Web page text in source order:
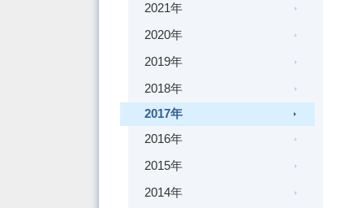
2021年
2020年
2019年
2018年
2017年
2016年
2015年
2014年